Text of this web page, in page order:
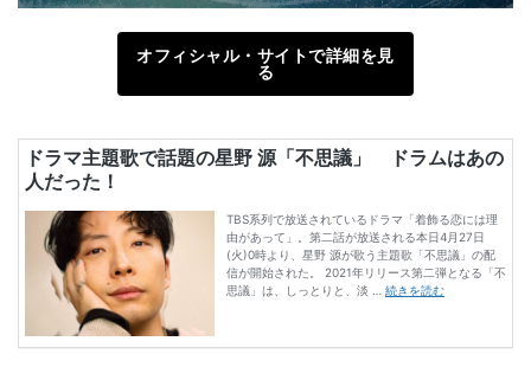
オフィシャル・サイトで詳細を見
る